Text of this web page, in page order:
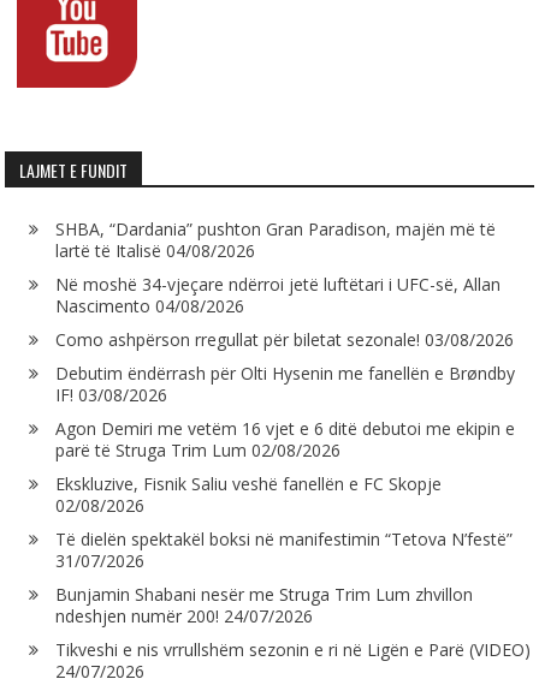
LAJMET E FUNDIT
SHBA, “Dardania” pushton Gran Paradison, majën më të
lartë të Italisë 04/08/2026
Në moshë 34-vjeçare ndërroi jetë luftëtari i UFC-së, Allan
Nascimento 04/08/2026
Como ashpërson rregullat për biletat sezonale! 03/08/2026
Debutim ëndërrash për Olti Hysenin me fanellën e Brøndby
IF! 03/08/2026
Agon Demiri me vetëm 16 vjet e 6 ditë debutoi me ekipin e
parë të Struga Trim Lum 02/08/2026
Ekskluzive, Fisnik Saliu veshë fanellën e FC Skopje
02/08/2026
Të dielën spektakël boksi në manifestimin “Tetova N’festë”
31/07/2026
Bunjamin Shabani nesër me Struga Trim Lum zhvillon
ndeshjen numër 200! 24/07/2026
Tikveshi e nis vrrullshëm sezonin e ri në Ligën e Parë (VIDEO)
24/07/2026